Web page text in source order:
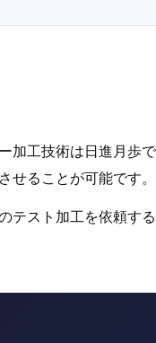
加工技術は日進月歩
ることが可能です。
テスト加工を依頼す